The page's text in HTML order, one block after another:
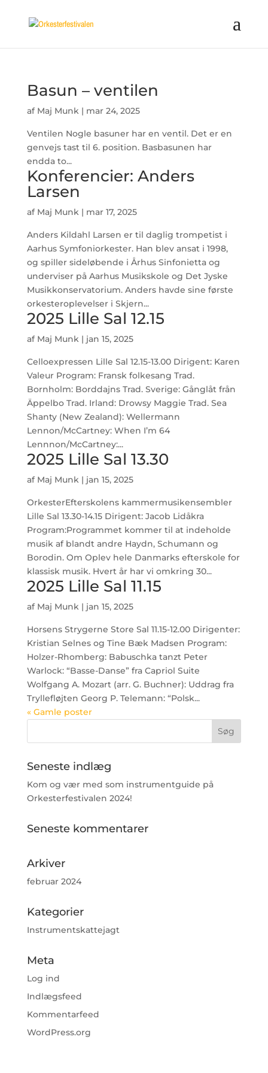
Basun – ventilen
af Maj Munk| mar 24, 2025
Ventilen Nogle basuner har en ventil. Det er en
genvejs tast til 6. position. Basbasunen har
endda to...
Konferencier: Anders
Larsen
af Maj Munk| mar 17, 2025
Anders Kildahl Larsen er til daglig trompetist i
Aarhus Symfoniorkester. Han blev ansat i 1998,
og spiller sideløbende i Århus Sinfonietta og
underviser på Aarhus Musikskole og Det Jyske
Musikkonservatorium. Anders havde sine første
orkesteroplevelser i Skjern...
2025 Lille Sal 12.15
af Maj Munk| jan 15, 2025
Celloexpressen Lille Sal 12.15-13.00 Dirigent: Karen
Valeur Program: Fransk folkesang Trad.
Bornholm: Borddajns Trad. Sverige: Gånglåt från
Äppelbo Trad. Irland: Drowsy Maggie Trad. Sea
Shanty (New Zealand): Wellermann
Lennon/McCartney: When I’m 64
Lennnon/McCartney:...
2025 Lille Sal 13.30
af Maj Munk| jan 15, 2025
OrkesterEfterskolens kammermusikensembler
Lille Sal 13.30-14.15 Dirigent: Jacob Lidåkra
Program:Programmet kommer til at indeholde
musik af blandt andre Haydn, Schumann og
Borodin. Om Oplev hele Danmarks efterskole for
klassisk musik. Hvert år har vi omkring 30...
2025 Lille Sal 11.15
af Maj Munk| jan 15, 2025
Horsens Strygerne Store Sal 11.15-12.00 Dirigenter:
Kristian Selnes og Tine Bæk Madsen Program:
Holzer-Rhomberg: Babuschka tanzt Peter
Warlock: “Basse-Danse” fra Capriol Suite
Wolfgang A. Mozart (arr. G. Buchner): Uddrag fra
Tryllefløjten Georg P. Telemann: “Polsk...
« Gamle poster
Seneste indlæg
Kom og vær med som instrumentguide på
Orkesterfestivalen 2024!
Seneste kommentarer
Arkiver
februar 2024
Kategorier
Instrumentskattejagt
Meta
Log ind
Indlægsfeed
Kommentarfeed
WordPress.org